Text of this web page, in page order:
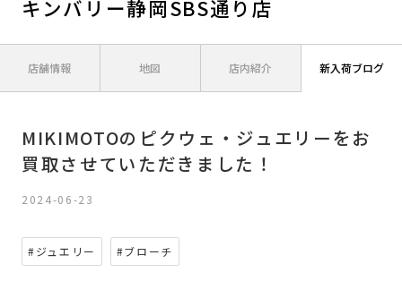
キンバリー静岡SBS通り店
店舗情報 地図 店内紹介 新入荷ブログ
MIKIMOTOのピクウェ・ジュエリーをお
買取させていただきました！
2024-06-23
#ジュエリー #ブローチ